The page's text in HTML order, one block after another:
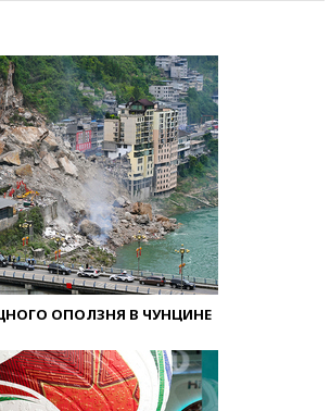
ОПОЛЗНЯ В ЧУНЦИНЕ